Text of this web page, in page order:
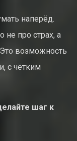
наперёд.
про страх, а
возможность
с чётким
шаг к